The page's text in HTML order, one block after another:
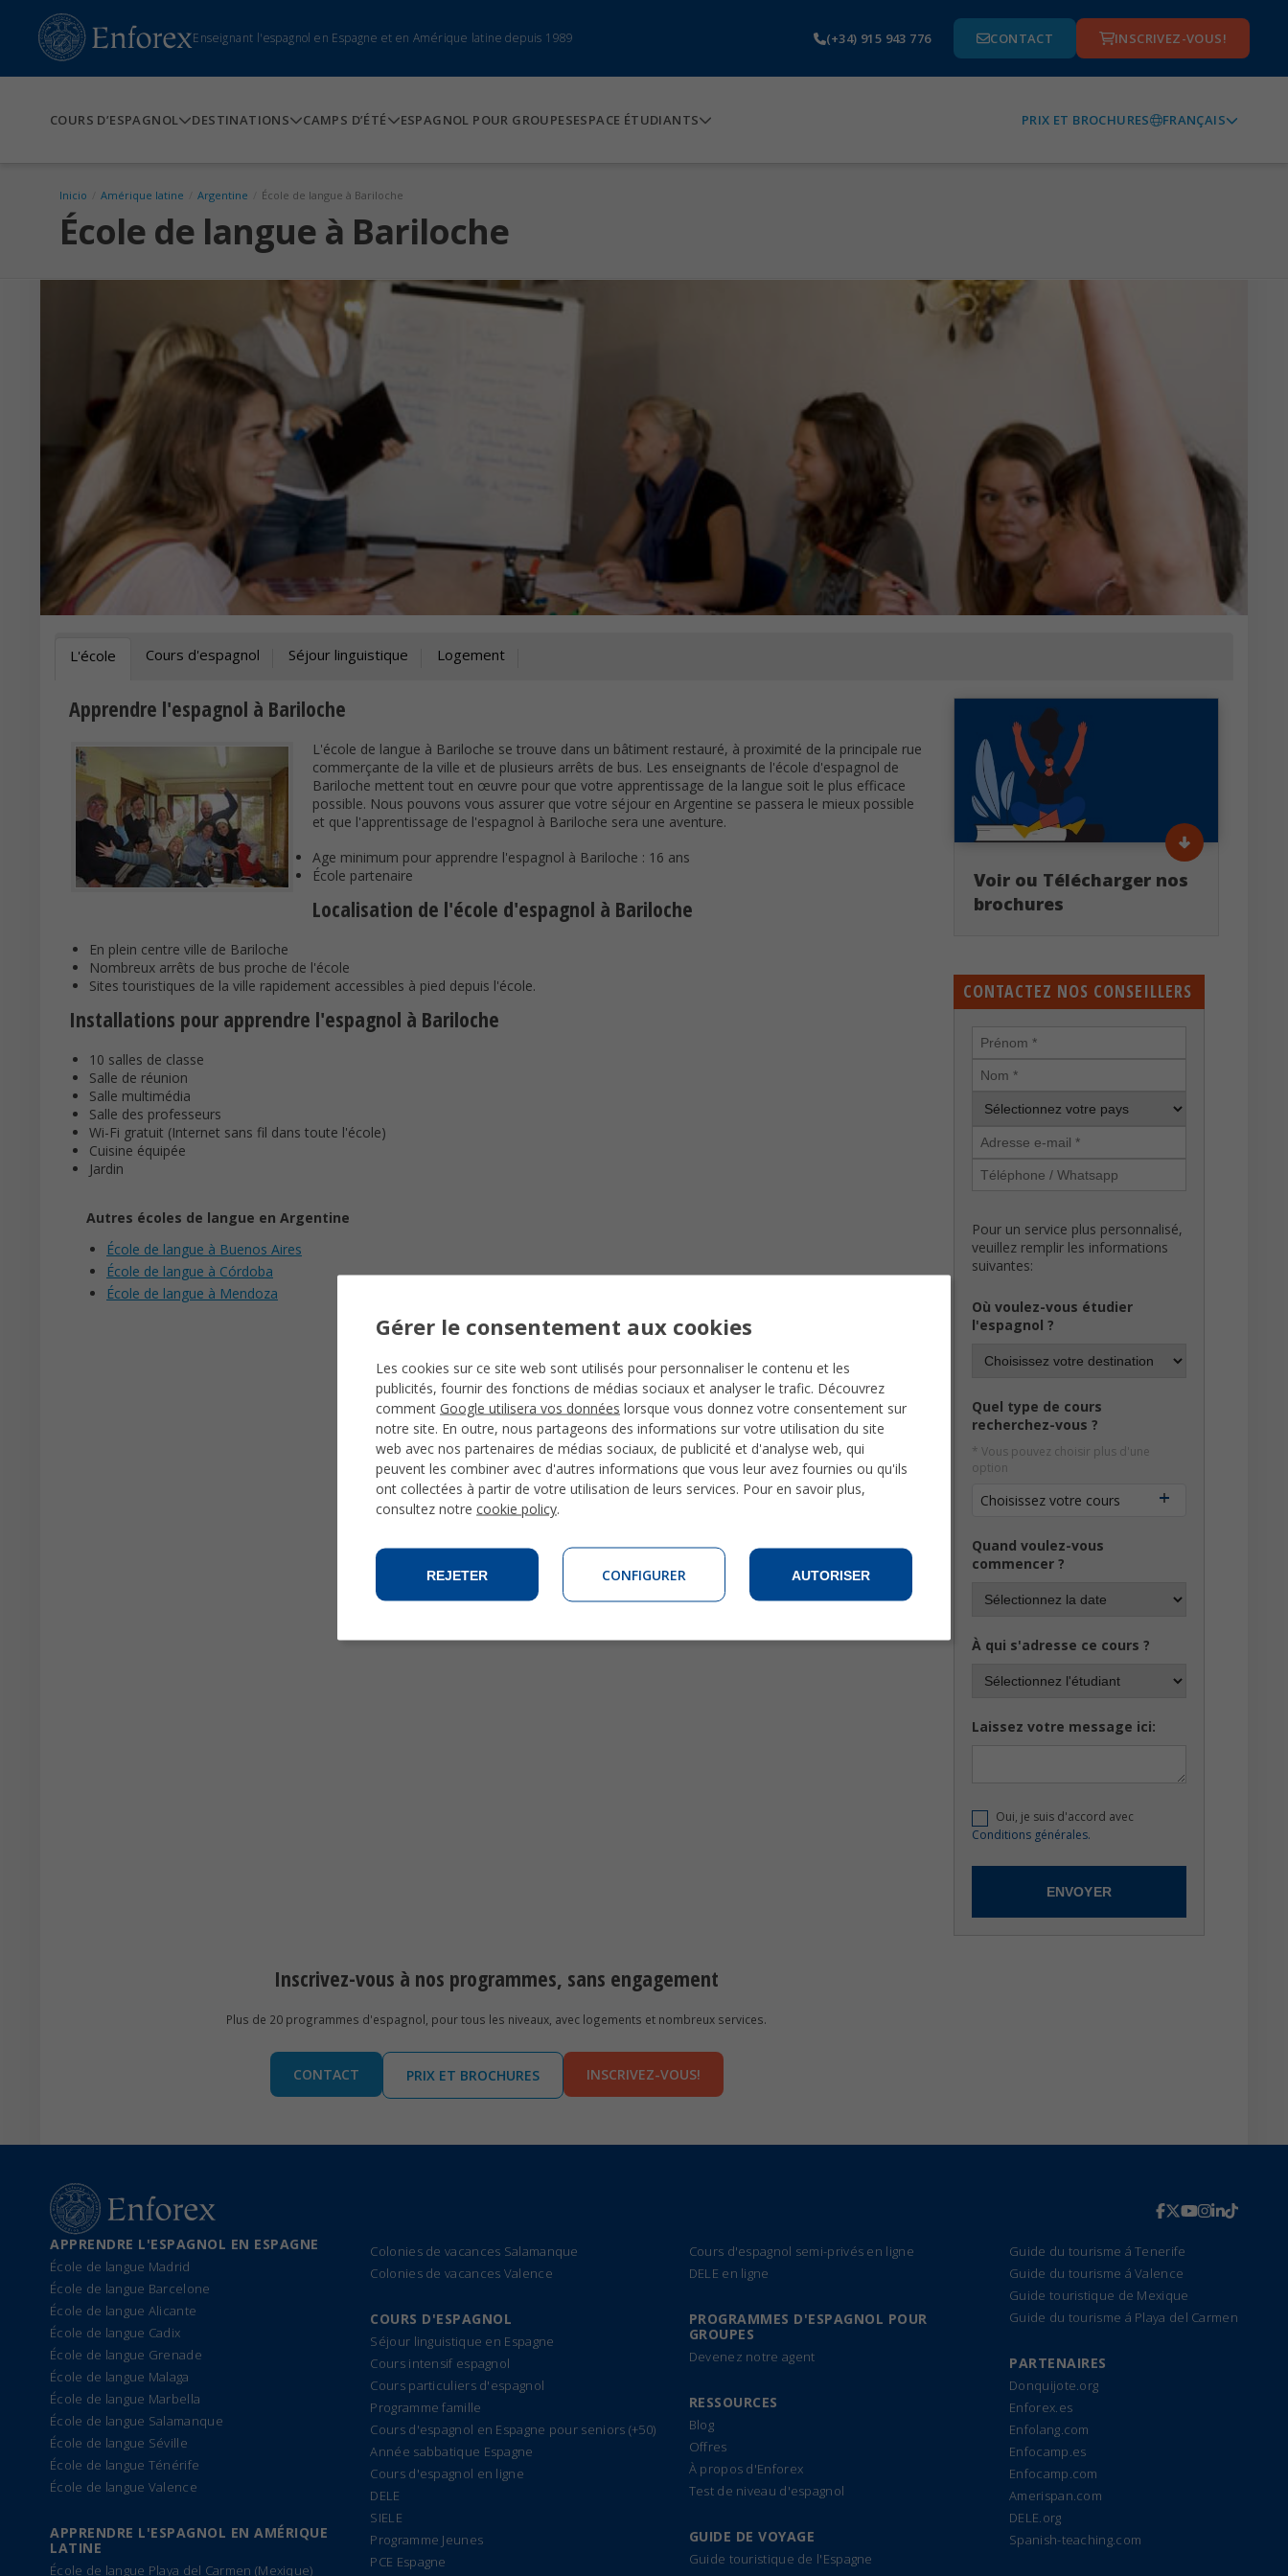
Enseignant l'espagnol en Espagne et en Amérique latine depuis 1989 (+34) 915 943 776 CONTACT INSCRIVEZ-VOUS!
COURS D’ESPAGNOL DESTINATIONS CAMPS D’ÉTÉ ESPAGNOL POUR GROUPESESPACE ÉTUDIANTS PRIX ET BROCHURES FRANÇAIS
Inicio Amérique latine Argentine École de langue à Bariloche
École de langue à Bariloche
L'école Cours d'espagnol Séjour linguistique Logement
Apprendre l'espagnol à Bariloche
L'école de langue à Bariloche se trouve dans un bâtiment restauré, à proximité de la principale rue
commerçante de la ville et de plusieurs arrêts de bus. Les enseignants de l'école d'espagnol de
Bariloche mettent tout en œuvre pour que votre apprentissage de la langue soit le plus efficace
possible. Nous pouvons vous assurer que votre séjour en Argentine se passera le mieux possible
et que l'apprentissage de l'espagnol à Bariloche sera une aventure.
Age minimum pour apprendre l'espagnol à Bariloche : 16 ans
École partenaire
Localisation de l'école d'espagnol à Bariloche
En plein centre ville de Bariloche
Nombreux arrêts de bus proche de l'école
Sites touristiques de la ville rapidement accessibles à pied depuis l'école.
Installations pour apprendre l'espagnol à Bariloche
10 salles de classe
Salle de réunion
Salle multimédia
Salle des professeurs
Wi-Fi gratuit (Internet sans fil dans toute l'école)
Cuisine équipée
Jardin
Autres écoles de langue en Argentine
École de langue à Buenos Aires
École de langue à Córdoba
École de langue à Mendoza
Voir ou Télécharger nos
brochures
CONTACTEZ NOS CONSEILLERS
Pour un service plus personnalisé,
veuillez remplir les informations
suivantes:
Où voulez-vous étudier
l'espagnol ?
Quel type de cours
recherchez-vous ?
* Vous pouvez choisir plus d'une
option
Choisissez votre cours
Quand voulez-vous
commencer ?
À qui s'adresse ce cours ?
Laissez votre message ici:
Oui, je suis d'accord avec
Conditions générales.
Inscrivez-vous à nos programmes, sans engagement
Plus de 20 programmes d'espagnol, pour tous les niveaux, avec logements et nombreux services.
CONTACT PRIX ET BROCHURES INSCRIVEZ-VOUS!
APPRENDRE L'ESPAGNOL EN ESPAGNE
École de langue Madrid
École de langue Barcelone
École de langue Alicante
École de langue Cadix
École de langue Grenade
École de langue Malaga
École de langue Marbella
École de langue Salamanque
École de langue Séville
École de langue Ténérife
École de langue Valence
APPRENDRE L'ESPAGNOL EN AMÉRIQUE
LATINE
École de langue Playa del Carmen (Mexique)
Colonies de vacances Salamanque
Colonies de vacances Valence
COURS D'ESPAGNOL
Séjour linguistique en Espagne
Cours intensif espagnol
Cours particuliers d'espagnol
Programme famille
Cours d'espagnol en Espagne pour seniors (+50)
Année sabbatique Espagne
Cours d'espagnol en ligne
DELE
SIELE
Programme Jeunes
PCE Espagne
Cours d'espagnol semi-privés en ligne
DELE en ligne
PROGRAMMES D'ESPAGNOL POUR
GROUPES
Devenez notre agent
RESSOURCES
Blog
Offres
À propos d'Enforex
Test de niveau d'espagnol
GUIDE DE VOYAGE
Guide touristique de l'Espagne
Guide du tourisme á Tenerife
Guide du tourisme á Valence
Guide touristique de Mexique
Guide du tourisme á Playa del Carmen
PARTENAIRES
Donquijote.org
Enforex.es
Enfolang.com
Enfocamp.es
Enfocamp.com
Amerispan.com
DELE.org
Spanish-teaching.com
Gérer le consentement aux cookies
Les cookies sur ce site web sont utilisés pour personnaliser le contenu et les
publicités, fournir des fonctions de médias sociaux et analyser le trafic. Découvrez
comment Google utilisera vos données lorsque vous donnez votre consentement sur
notre site. En outre, nous partageons des informations sur votre utilisation du site
web avec nos partenaires de médias sociaux, de publicité et d'analyse web, qui
peuvent les combiner avec d'autres informations que vous leur avez fournies ou qu'ils
ont collectées à partir de votre utilisation de leurs services. Pour en savoir plus,
consultez notre cookie policy.
REJETER CONFIGURER AUTORISER